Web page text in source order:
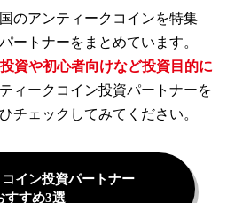
のアンティークコインを特集
ートナーをまとめています。
資や初心者向けなど投資目的に
ィークコイン投資パートナーを
チェックしてみてください。
イン投資パートナー
すすめ3選